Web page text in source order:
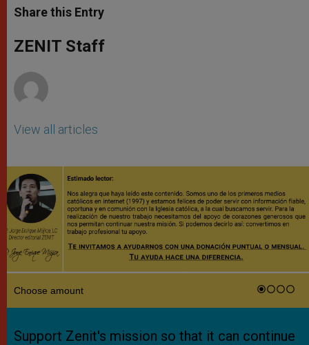
t
s
p
p
s
e
g
e
e
b
o
k
Share this Entry
ZENIT Staff
View all articles